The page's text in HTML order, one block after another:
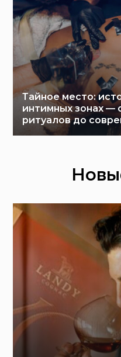
Тайное место:
интимных зонах —
ритуалов до